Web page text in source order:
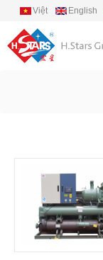
Việt English